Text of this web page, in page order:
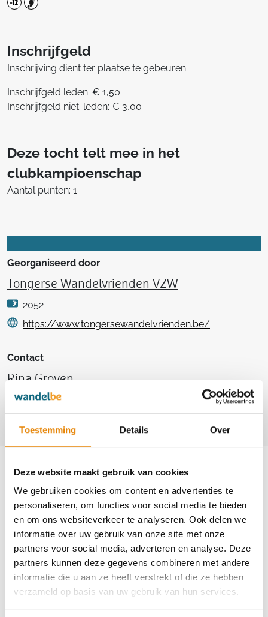
Toestemming Details Over
Deze website maakt gebruik van cookies
We gebruiken cookies om content en advertenties te
personaliseren, om functies voor social media te bieden
en om ons websiteverkeer te analyseren. Ook delen we
informatie over uw gebruik van onze site met onze
partners voor social media, adverteren en analyse. Deze
partners kunnen deze gegevens combineren met andere
informatie die u aan ze heeft verstrekt of die ze hebben
verzameld op basis van uw gebruik van hun services.
Inschrijfgeld
Inschrijving dient ter plaatse te gebeuren
Inschrijfgeld leden: € 1,50
Inschrijfgeld niet-leden: € 3,00
Deze tocht telt mee in het
clubkampioenschap
Aantal punten: 1
Georganiseerd door
Tongerse Wandelvrienden VZW
2052
https://www.tongersewandelvrienden.be/
Contact
Rina Groven
+32(0)478 50 06 97
club
Gewijzigd
Wandel Mee in wondermooi Kanne
6 km 8 km 12 km 20 km 26 km
Zondag 13 september 2026